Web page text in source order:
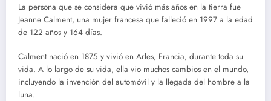
La persona que se considera que vivió más años en la tierra fue
Jeanne Calment, una mujer francesa que falleció en 1997 a la edad
de 122 años y 164 días.
Calment nació en 1875 y vivió en Arles, Francia, durante toda su
vida. A lo largo de su vida, ella vio muchos cambios en el mundo,
incluyendo la invención del automóvil y la llegada del hombre a la
luna.